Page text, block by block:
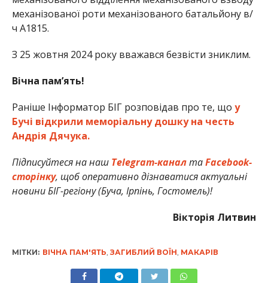
механізованої роти механізованого батальйону в/
ч А1815.
З 25 жовтня 2024 року вважався безвісти зниклим.
Вічна пам’ять!
Раніше Інформатор БІГ розповідав про те, що у
Бучі відкрили меморіальну дошку на честь
Андрія Дячука.
Підписуйтеся на наш Telegram-каналтаFacebook-
сторінку, щоб оперативно дізнаватися актуальні
новини БІГ-регіону (Буча, Ірпінь, Гостомель)!
Вікторія Литвин
МІТКИ: ВІЧНА ПАМ'ЯТЬ, ЗАГИБЛИЙ ВОЇН, МАКАРІВ